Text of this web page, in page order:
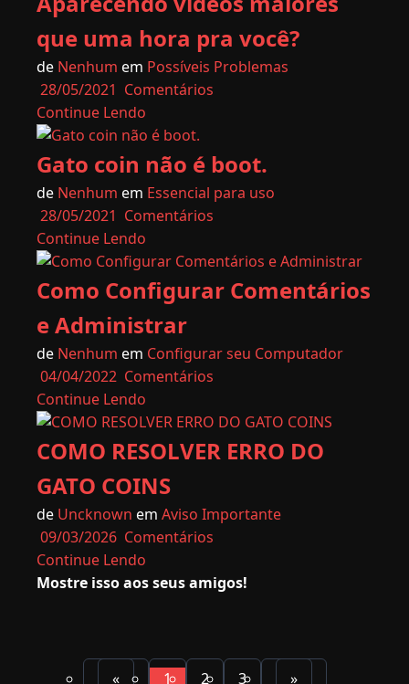
que uma hora pra você?
de Nenhum em Possíveis Problemas
28/05/2021 Comentários
Continue Lendo
Gato coin não é boot.
de Nenhum em Essencial para uso
28/05/2021 Comentários
Continue Lendo
Como Configurar Comentários
e Administrar
de Nenhum em Configurar seu Computador
04/04/2022 Comentários
Continue Lendo
COMO RESOLVER ERRO DO
GATO COINS
de Uncknown em Aviso Importante
09/03/2026 Comentários
Continue Lendo
Mostre isso aos seus amigos!
« 1 2 3 »